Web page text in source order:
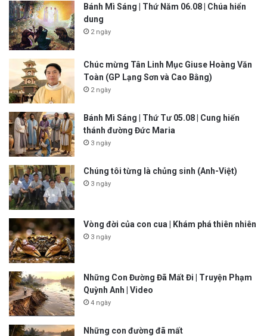
Bánh Mì Sáng | Thứ Năm 06.08 | Chúa hiển
dung
2 ngày
Chúc mừng Tân Linh Mục Giuse Hoàng Văn
Toàn (GP Lạng Sơn và Cao Bằng)
2 ngày
Bánh Mì Sáng | Thứ Tư 05.08 | Cung hiến
thánh đường Đức Maria
3 ngày
Chúng tôi từng là chủng sinh (Anh-Việt)
3 ngày
Vòng đời của con cua | Khám phá thiên nhiên
3 ngày
Những Con Đường Đã Mất Đi | Truyện Phạm
Quỳnh Anh | Video
4 ngày
Những con đường đã mất